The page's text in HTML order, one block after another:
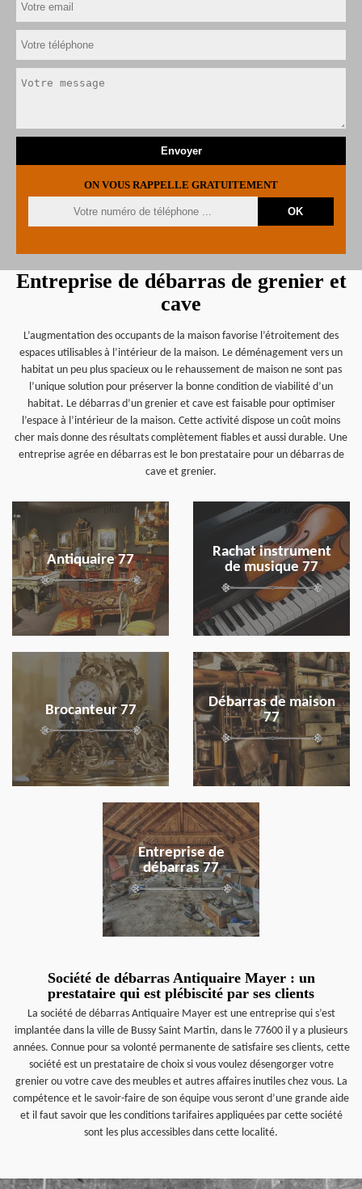
ON VOUS RAPPELLE GRATUITEMENT
Entreprise de débarras de grenier et
cave
L’augmentation des occupants de la maison favorise l’étroitement des
espaces utilisables à l’intérieur de la maison. Le déménagement vers un
habitat un peu plus spacieux ou le rehaussement de maison ne sont pas
l’unique solution pour préserver la bonne condition de viabilité d’un
habitat. Le débarras d’un grenier et cave est faisable pour optimiser
l’espace à l’intérieur de la maison. Cette activité dispose un coût moins
cher mais donne des résultats complètement fiables et aussi durable. Une
entreprise agrée en débarras est le bon prestataire pour un débarras de
cave et grenier.
Antiquaire 77
en savoir plus
Rachat instrument
de musique 77
en savoir plus
Brocanteur 77
en savoir plus
Débarras de maison
77
en savoir plus
Entreprise de
débarras 77
en savoir plus
Société de débarras Antiquaire Mayer : un
prestataire qui est plébiscité par ses clients
La société de débarras Antiquaire Mayer est une entreprise qui s’est
implantée dans la ville de Bussy Saint Martin, dans le 77600 il y a plusieurs
années. Connue pour sa volonté permanente de satisfaire ses clients, cette
société est un prestataire de choix si vous voulez désengorger votre
grenier ou votre cave des meubles et autres affaires inutiles chez vous. La
compétence et le savoir-faire de son équipe vous seront d’une grande aide
et il faut savoir que les conditions tarifaires appliquées par cette société
sont les plus accessibles dans cette localité.